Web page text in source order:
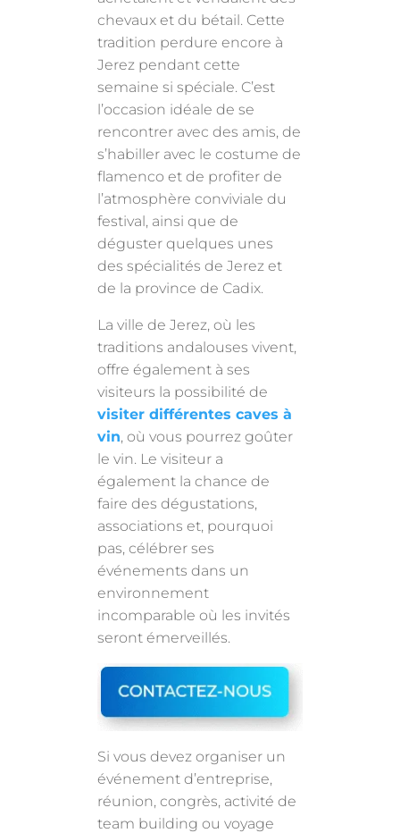
chevaux et du bétail. Cette
tradition perdure encore à
Jerez pendant cette
semaine si spéciale. C’est
l’occasion idéale de se
rencontrer avec des amis, de
s’habiller avec le costume de
flamenco et de profiter de
l’atmosphère conviviale du
festival, ainsi que de
déguster quelques unes
des spécialités de Jerez et
de la province de Cadix.
La ville de Jerez, où les
traditions andalouses vivent,
offre également à ses
visiteurs la possibilité de
visiter différentes caves à
vin, où vous pourrez goûter
le vin. Le visiteur a
également la chance de
faire des dégustations,
associations et, pourquoi
pas, célébrer ses
événements dans un
environnement
incomparable où les invités
seront émerveillés.
Si vous devez organiser un
événement d’entreprise,
réunion, congrès, activité de
team building ou voyage